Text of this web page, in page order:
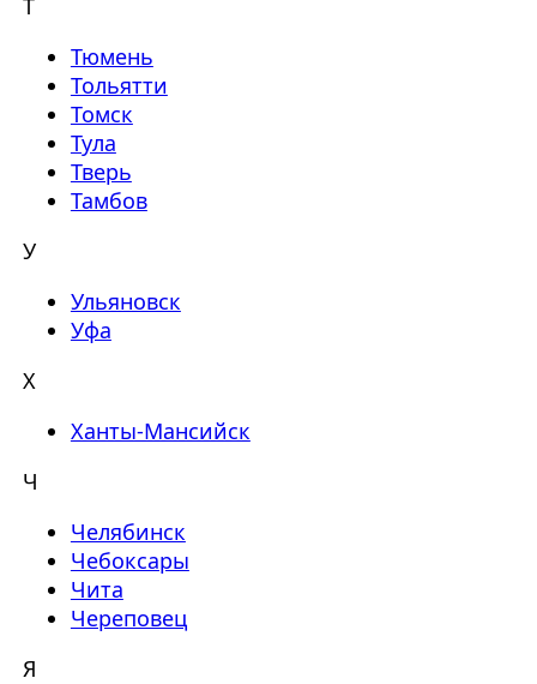
Т
Тюмень
Тольятти
Томск
Тула
Тверь
Тамбов
У
Ульяновск
Уфа
Х
Ханты-Мансийск
Ч
Челябинск
Чебоксары
Чита
Череповец
Я